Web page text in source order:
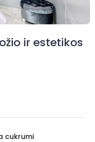
ir estetikos
cukrumi